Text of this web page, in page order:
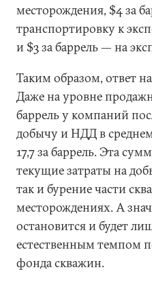
месторождения, $4 за
транспортировку к
и $3 за баррель — на
Таким образом, ответ
Даже на уровне
баррель у компаний
добычу и НДД в среднем
17,7 за баррель. Эта
текущие затраты на
так и бурение части
месторождениях. А
остановится и будет
естественным темпом
фонда скважин.